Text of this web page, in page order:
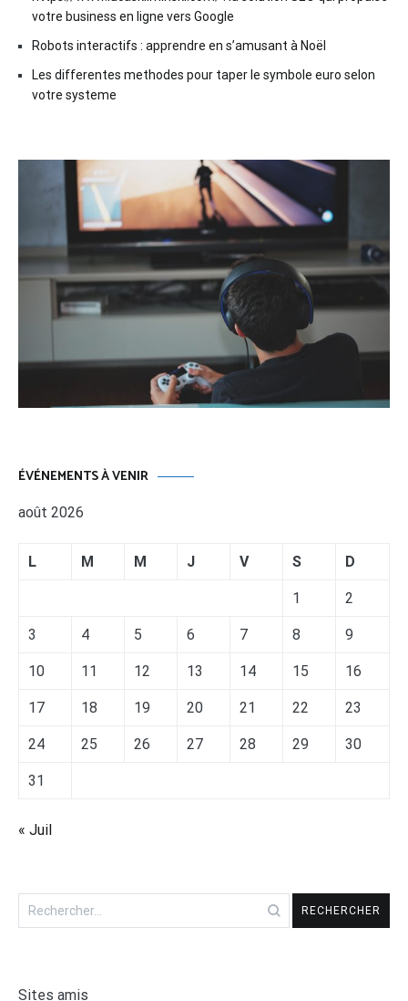
votre business en ligne vers Google
Robots interactifs : apprendre en s’amusant à Noël
Les differentes methodes pour taper le symbole euro selon
votre systeme
ÉVÉNEMENTS À VENIR
août 2026
L M M J V S D
1 2
3 4 5 6 7 8 9
10 11 12 13 14 15 16
17 18 19 20 21 22 23
24 25 26 27 28 29 30
31
« Juil
Rechercher :
Sites amis